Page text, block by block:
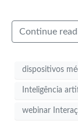
Continue
dispositivos
Inteligência
webinar